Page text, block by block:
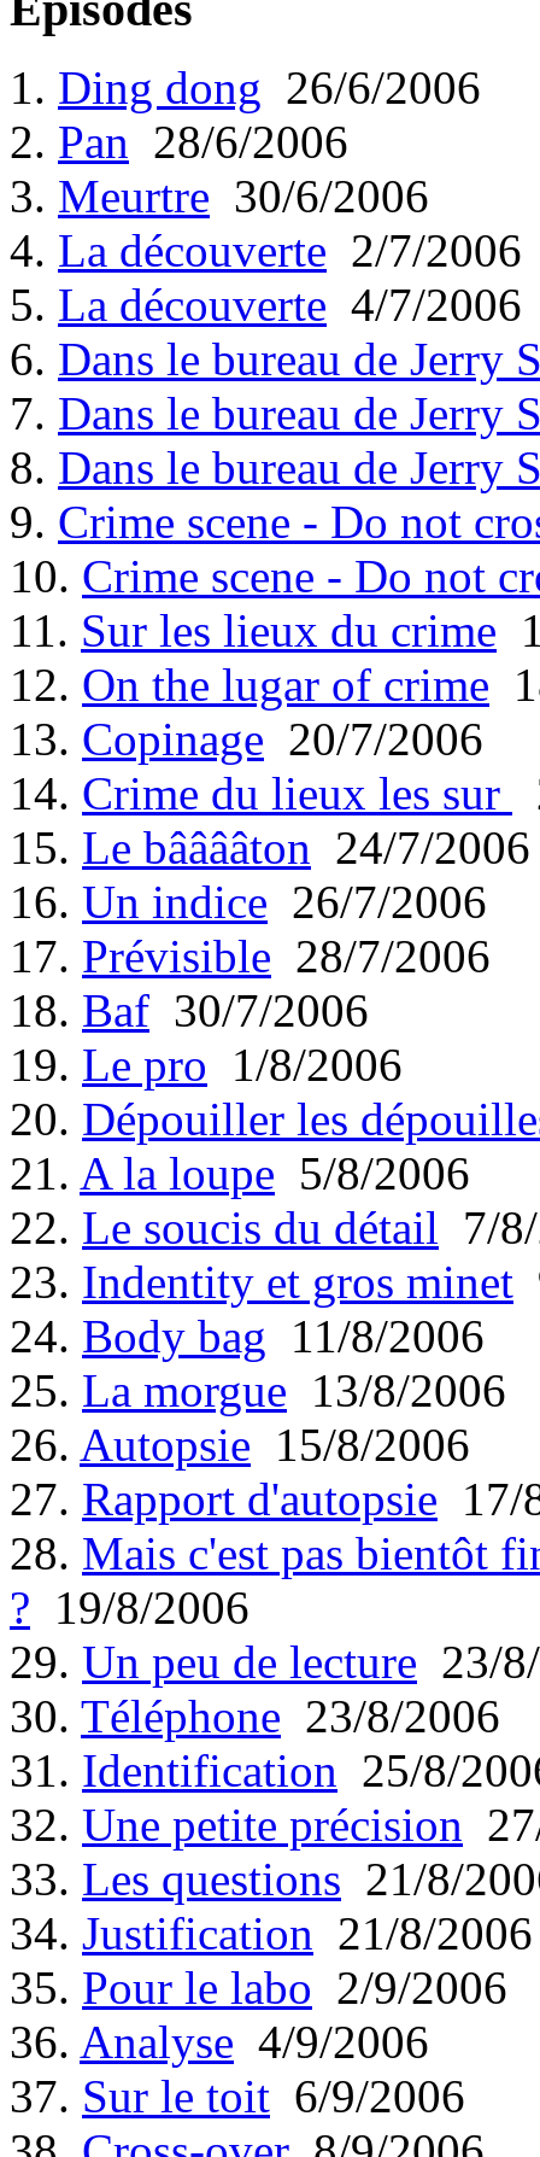
1. Ding dong 26/6/2006
2. Pan 28/6/2006
3. Meurtre 30/6/2006
4. La découverte 2/7/2006
5. La découverte 4/7/2006
6. Dans le bureau de Jerry
7. Dans le bureau de Jerry
8. Dans le bureau de Jerry
9. Crime scene - Do not
10. Crime scene - Do not
11. Sur les lieux du crime
12. On the lugar of crime
13. Copinage 20/7/2006
14. Crime du lieux les sur
15. Le bââââton 24/7/2006
16. Un indice 26/7/2006
17. Prévisible 28/7/2006
18. Baf 30/7/2006
19. Le pro 1/8/2006
20. Dépouiller les
21. A la loupe 5/8/2006
22. Le soucis du détail 7/
23. Indentity et gros minet
24. Body bag 11/8/2006
25. La morgue 13/8/2006
26. Autopsie 15/8/2006
27. Rapport d'autopsie 17/
28. Mais c'est pas bientôt
? 19/8/2006
29. Un peu de lecture 23/
30. Téléphone 23/8/2006
31. Identification 25/8/
32. Une petite précision
33. Les questions 21/8/
34. Justification 21/8/2006
35. Pour le labo 2/9/2006
36. Analyse 4/9/2006
37. Sur le toit 6/9/2006